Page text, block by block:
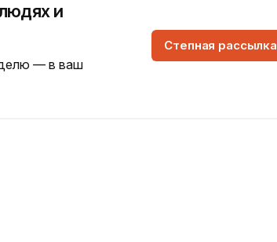
и
— в ваш
Степная рассылка